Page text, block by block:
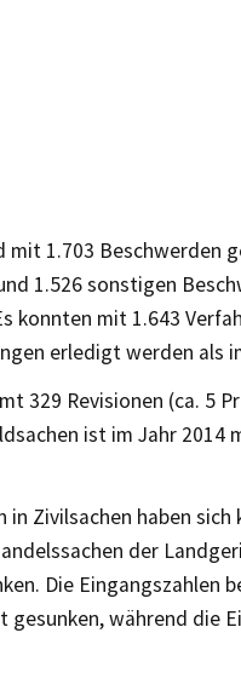
mit 1.703 Beschwerden
1.526 sonstigen
konnten mit 1.643
erledigt werden als
329 Revisionen (ca. 5
ist im Jahr 2014
Zivilsachen haben
der
Die Eingangszahlen
während die